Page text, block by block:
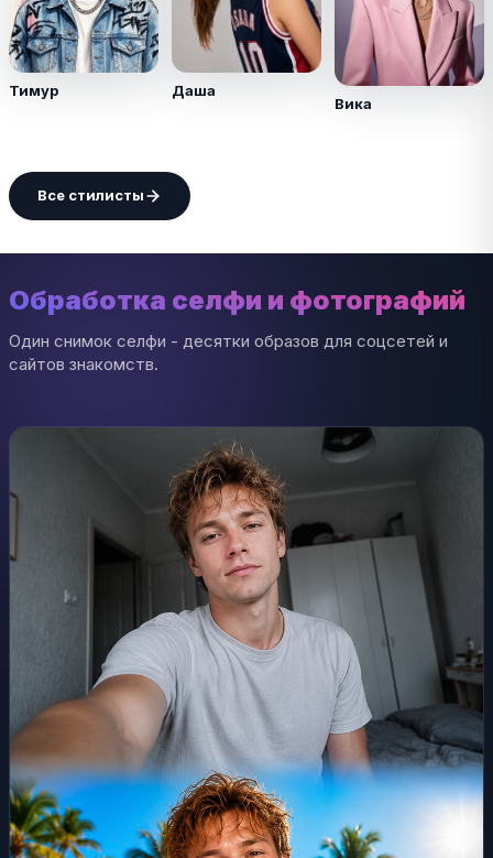
Тимур Даша
Вика
Все стилисты
Обработка селфи и фотографий
Один снимок селфи - десятки образов для соцсетей и
сайтов знакомств.